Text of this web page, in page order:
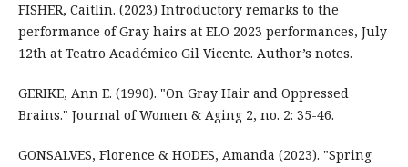
FISHER, Caitlin. (2023) Introductory remarks to the
performance of Gray hairs at ELO 2023 performances, July
12th at Teatro Académico Gil Vicente. Author’s notes.
GERIKE, Ann E. (1990). "On Gray Hair and Oppressed
Brains." Journal of Women & Aging 2, no. 2: 35-46.
GONSALVES, Florence & HODES, Amanda (2023). "Spring